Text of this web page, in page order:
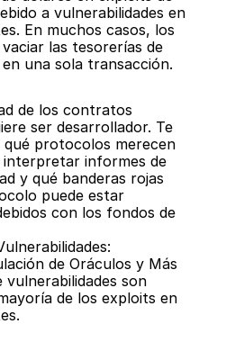
a vulnerabilidades en
En muchos casos, los
las tesorerías de
una sola transacción.
de los contratos
ser desarrollador. Te
qué protocolos merecen
informes de
y qué banderas rojas
puede estar
con los fondos de
de Oráculos y Más
vulnerabilidades son
de los exploits en